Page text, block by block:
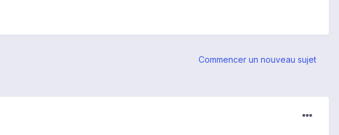
Commencer un nouveau sujet